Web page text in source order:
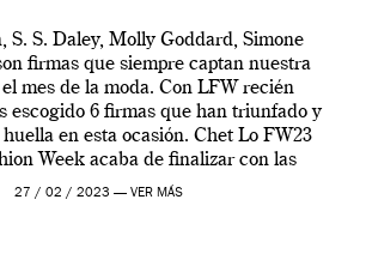
S. S. Daley, Molly Goddard, Simone
firmas que siempre captan nuestra
mes de la moda. Con LFW recién
escogido 6 firmas que han triunfado y
en esta ocasión. Chet Lo FW23
Week acaba de finalizar con las
presentaciones […]
27 / 02 / 2023 — VER MÁS